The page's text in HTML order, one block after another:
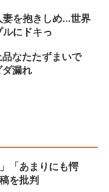
を抱きしめ...世界
にドキっ
品なたたずまいで
ダ漏れ
「あまりにも愕
を批判